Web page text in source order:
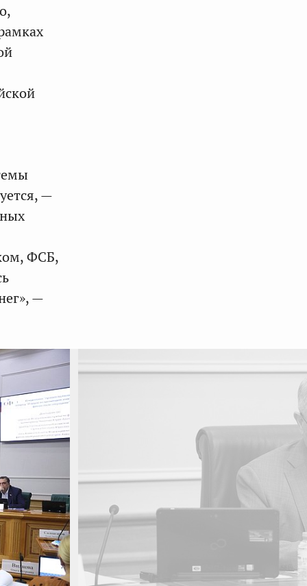
—
ФСБ,
—